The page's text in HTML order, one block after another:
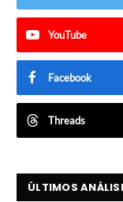
YouTube
Facebook
Threads
ÚLTIMOS